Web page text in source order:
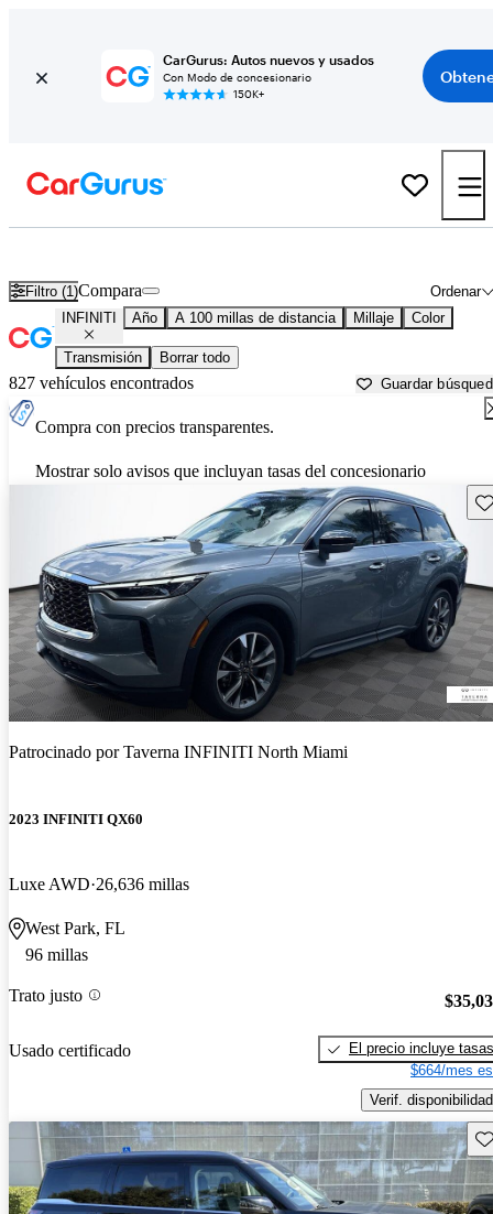
CarGurus: Autos nuevos y usados
Con Modo de concesionario
150K+
Filtro (1) Ordenar
Compara
INFINITI Año A 100 millas de distancia Millaje Color
Transmisión Borrar todo
827 vehículos encontrados Guardar
Compra con precios transparentes.
Mostrar solo avisos que incluyan tasas del concesionario
Patrocinado porTaverna INFINITI North Miami
2023 INFINITI QX60
Luxe AWD 26,636 millas
West Park, FL
96 millas
Trato justo
Usado certificado
El precio incluye tasas
$664/mes
Verif. disponibilidad